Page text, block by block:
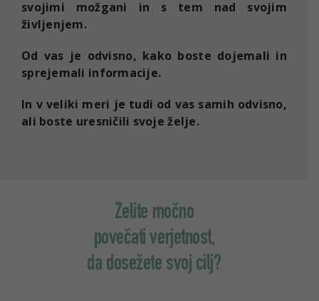
svojimi možgani in s tem nad svojim
življenjem.
Od vas je odvisno, kako boste dojemali in
sprejemali informacije.
In v veliki meri je tudi od vas samih odvisno,
ali boste uresničili svoje želje.
Želite močno
povečati verjetnost,
da dosežete svoj cilj?